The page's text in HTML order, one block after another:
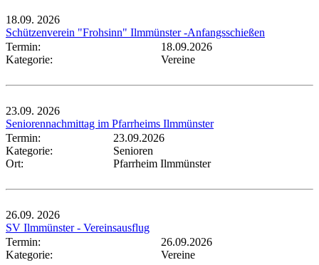
18.09. 2026
Schützenverein "Frohsinn" Ilmmünster -Anfangsschießen
Termin:
18.09.2026
Kategorie:
Vereine
23.09. 2026
Seniorennachmittag im Pfarrheims Ilmmünster
Termin:
23.09.2026
Kategorie:
Senioren
Ort:
Pfarrheim Ilmmünster
26.09. 2026
SV Ilmmünster - Vereinsausflug
Termin:
26.09.2026
Kategorie:
Vereine